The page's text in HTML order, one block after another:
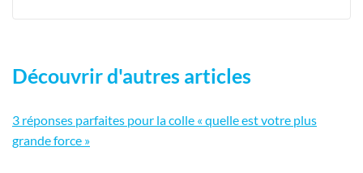
Découvrir d'autres articles
3 réponses parfaites pour la colle « quelle est votre plus
grande force »